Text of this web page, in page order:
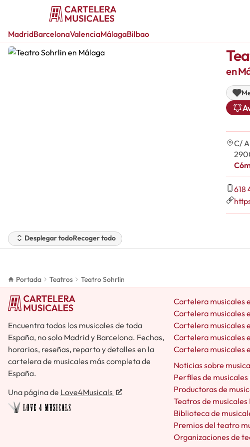
MadridBarcelonaValenciaMálagaBilbao
en
C/
618
Desplegar todoRecoger todo
Portada Teatros Teatro Sohrlin
Encuentra todos los musicales de toda
España, no solo Madrid y Barcelona. Fechas,
horarios, reseñas, reparto y detalles en la
cartelera de musicales más completa de
España.
Una página de Love4Musicals
Cartelera musicales
Cartelera musicales
Cartelera musicales
Cartelera musicales
Cartelera musicales
Noticias sobre
Perfiles de musicales
Productoras de
Teatros de musicales
Biblioteca de
Premios del teatro
Organizaciones de